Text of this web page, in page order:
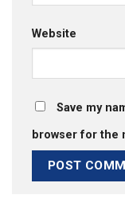
Website
Save my
browser for the